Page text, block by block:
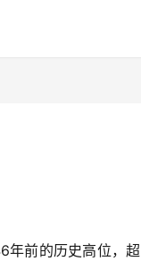
年前的历史高位，超